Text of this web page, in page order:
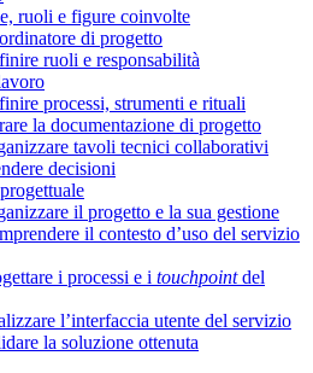
ruoli e figure coinvolte
di progetto
ruoli e responsabilità
processi, strumenti e rituali
la documentazione di progetto
tavoli tecnici collaborativi
decisioni
il progetto e la sua gestione
il contesto d’uso del servizio
i processi e i touchpointdel
l’interfaccia utente del servizio
la soluzione ottenuta